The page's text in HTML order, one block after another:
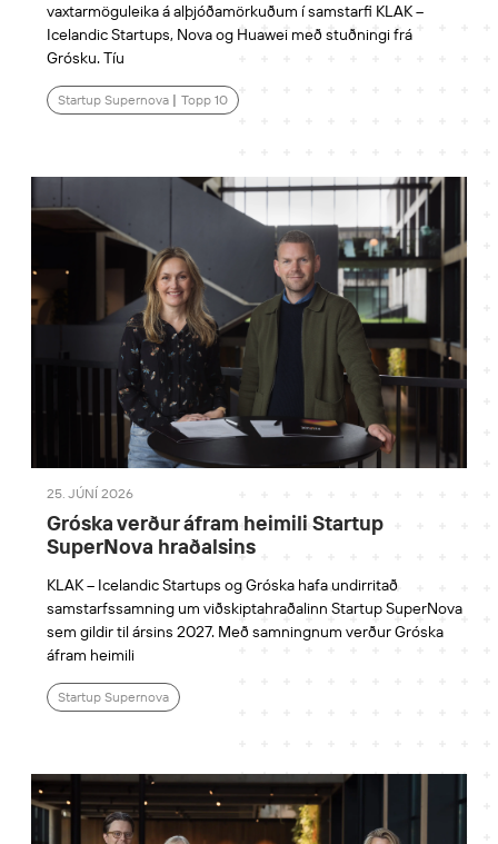
vaxtarmöguleika á alþjóðamörkuðum í samstarfi KLAK –
Icelandic Startups, Nova og Huawei með stuðningi frá
Grósku. Tíu
Startup Supernova | Topp 10
25. JÚNÍ 2026
Gróska verður áfram heimili Startup
SuperNova hraðalsins
KLAK – Icelandic Startups og Gróska hafa undirritað
samstarfssamning um viðskiptahraðalinn Startup SuperNova
sem gildir til ársins 2027. Með samningnum verður Gróska
áfram heimili
Startup Supernova